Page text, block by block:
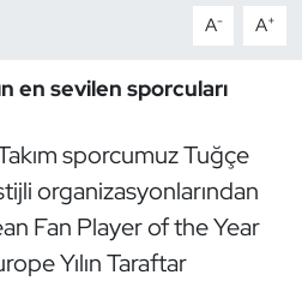
A- A+
en sevilen sporcuları
sporcumuz Tuğçe
organizasyonlarından
Fan Player of the Year
Yılın Taraftar